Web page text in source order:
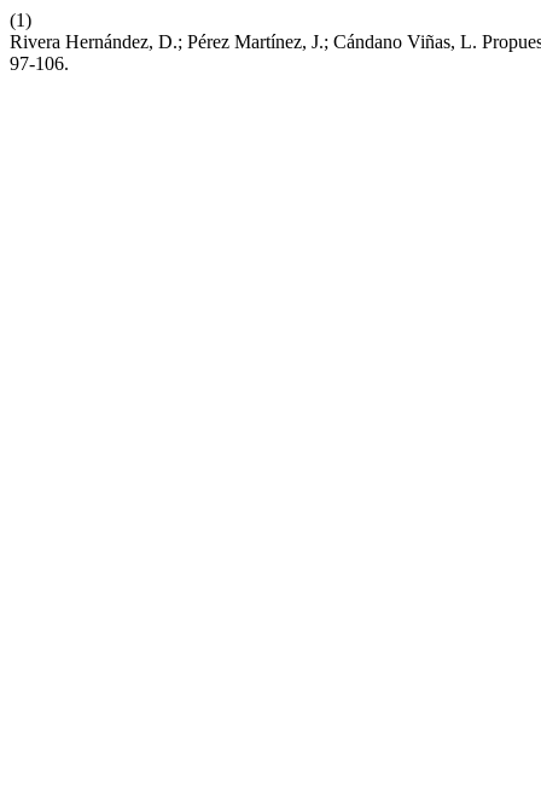
(1)
Rivera Hernández, D.; Pérez Martínez, J.; Cándano Viñas, L.
97-106.